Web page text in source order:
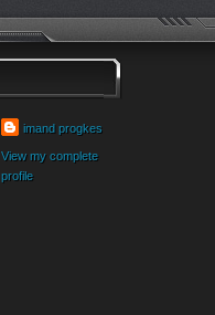
imand progkes
View my complete
profile